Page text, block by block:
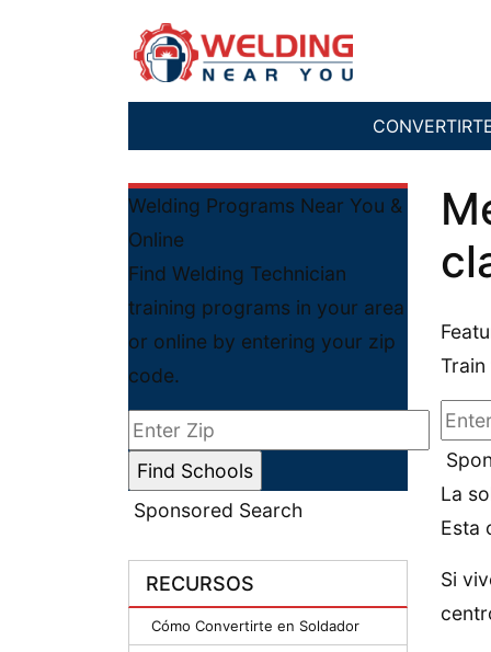
Welding Programs Near You &
Online
Find Welding Technician
training programs in your area
or online by entering your zip
code.
Sponsored Search
RECURSOS
Cómo Convertirte en Soldador
La
Esta
Si